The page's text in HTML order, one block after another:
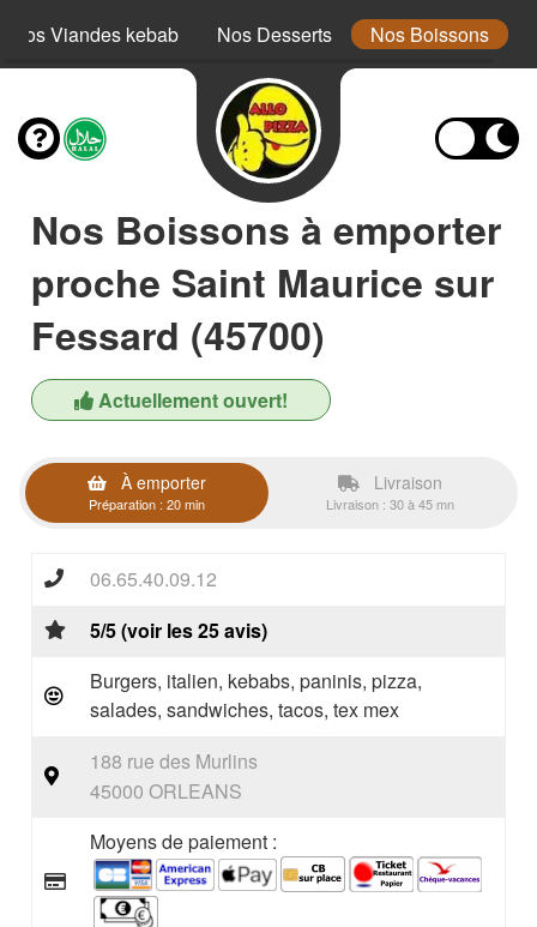
Nos Viandes kebab Nos Desserts Nos Boissons
Nos Boissons à emporter
proche Saint Maurice sur
Fessard (45700)
Actuellement ouvert!
À emporter
Préparation : 20 min
Livraison
Livraison : 30 à 45 mn
06.65.40.09.12
5/5 (voir les 25 avis)
Burgers, italien, kebabs, paninis, pizza,
salades, sandwiches, tacos, tex mex
188 rue des Murlins
45000 ORLEANS
Moyens de paiement :